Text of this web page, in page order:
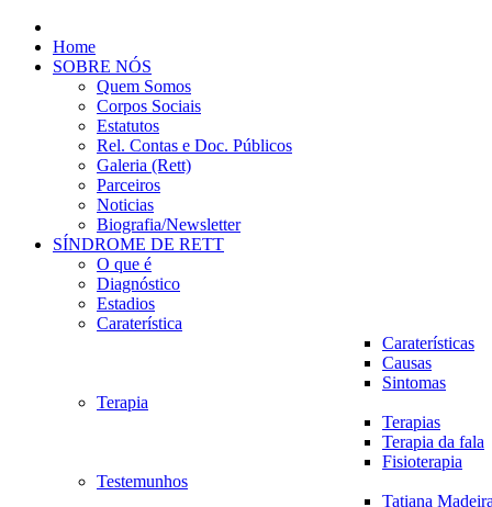
Home
SOBRE NÓS
Quem Somos
Corpos Sociais
Estatutos
Rel. Contas e Doc. Públicos
Galeria (Rett)
Parceiros
Noticias
Biografia/Newsletter
SÍNDROME DE RETT
O que é
Diagnóstico
Estadios
Caraterística
Caraterísticas
Causas
Sintomas
Terapia
Terapias
Terapia da fala
Fisioterapia
Testemunhos
Tatiana